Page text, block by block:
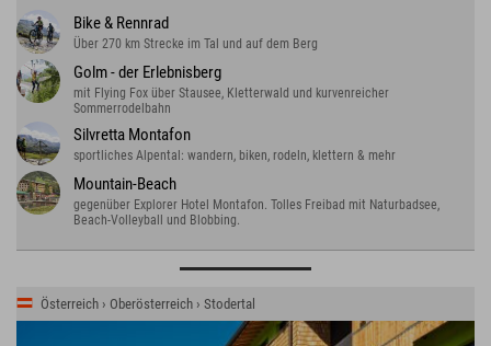
Bike & Rennrad
Über 270 km Strecke im Tal und auf dem Berg
Golm - der Erlebnisberg
mit Flying Fox über Stausee, Kletterwald und kurvenreicher
Sommerrodelbahn
Silvretta Montafon
sportliches Alpental: wandern, biken, rodeln, klettern & mehr
Mountain-Beach
gegenüber Explorer Hotel Montafon. Tolles Freibad mit Naturbadsee,
Beach-Volleyball und Blobbing.
Österreich › Oberösterreich › Stodertal